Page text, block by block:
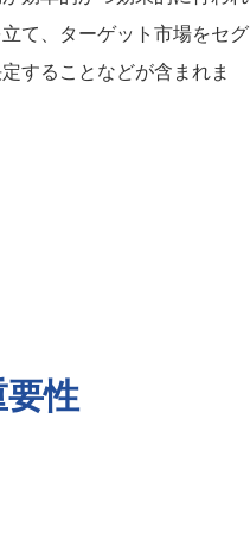
て、ターゲット市場をセグ
することなどが含まれま
性